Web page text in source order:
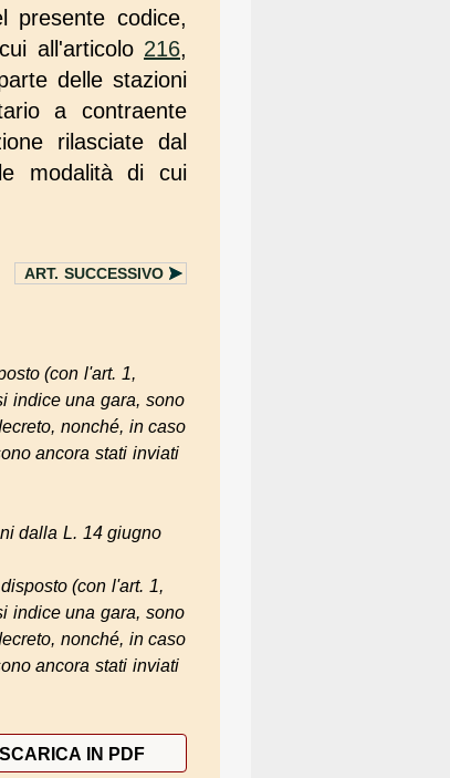
presente codice,
all'articolo 216,
delle stazioni
a contraente
rilasciate dal
modalità di cui
ART. SUCCESSIVO
(con l'art. 1,
indice una gara, sono
nonché, in caso
ancora stati inviati
dalla L. 14 giugno
(con l'art. 1,
indice una gara, sono
nonché, in caso
ancora stati inviati
SCARICA IN PDF